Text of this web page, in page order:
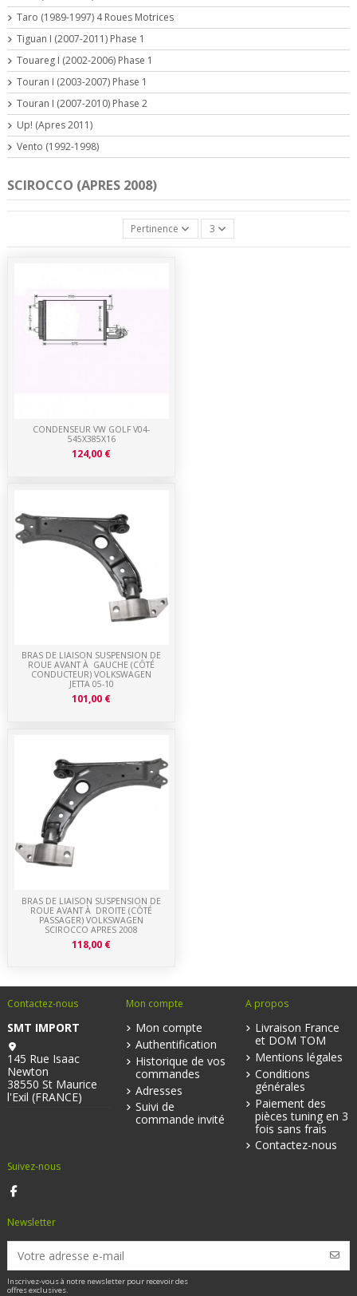
SCIROCCO (APRES 2008)
Pertinence 3
BRAS DE LIAISON SUSPENSION DE
ROUE AVANT À DROITE (CÔTÉ
PASSAGER) VOLKSWAGEN
SCIROCCO APRES 2008
118,00 €
BRAS DE LIAISON SUSPENSION DE
ROUE AVANT À GAUCHE (CÔTÉ
CONDUCTEUR) VOLKSWAGEN
JETTA 05-10
101,00 €
CONDENSEUR VW GOLF V04-
545X385X16
124,00 €
Taro (1989-1997) 4 Roues Motrices
Tiguan I (2007-2011) Phase 1
Touareg I (2002-2006) Phase 1
Touran I (2003-2007) Phase 1
Touran I (2007-2010) Phase 2
Up! (Apres 2011)
Vento (1992-1998)
Contactez-nous
SMT IMPORT
145 Rue Isaac
Newton
38550 St Maurice
l'Exil (FRANCE)
Mon compte
Mon compte
Authentification
Historique de vos
commandes
Adresses
Suivi de
commande invité
A propos
Livraison France
et DOM TOM
Mentions légales
Conditions
générales
Paiement des
pièces tuning en 3
fois sans frais
Contactez-nous
Suivez-nous
Newsletter
Inscrivez-vous à notre newsletter pour recevoir des
offres exclusives.